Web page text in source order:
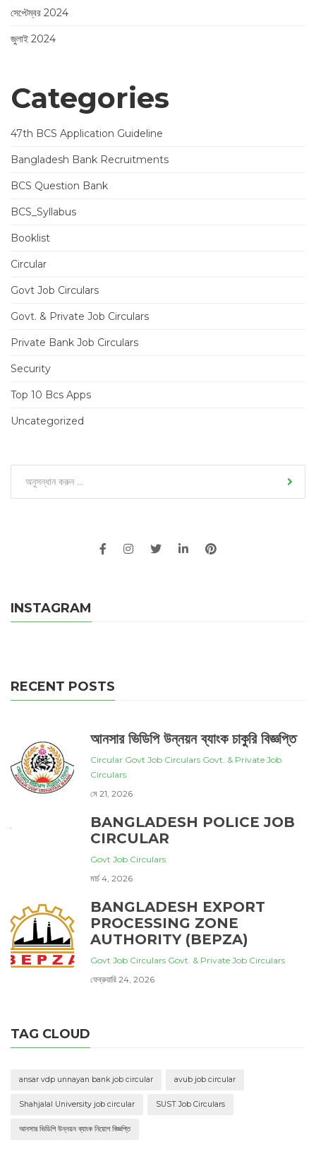
সেপ্টেম্বর 2024
জুলাই 2024
Categories
47th BCS Application Guideline
Bangladesh Bank Recruitments
BCS Question Bank
BCS_Syllabus
Booklist
Circular
Govt Job Circulars
Govt. & Private Job Circulars
Private Bank Job Circulars
Security
Top 10 Bcs Apps
Uncategorized
INSTAGRAM
RECENT POSTS
আনসার ভিডিপি উন্নয়ন ব্যাংক চাকুরি বিজ্ঞপ্তি
Circular Govt Job Circulars Govt. & Private Job
Circulars
মে 21, 2026
BANGLADESH POLICE JOB
CIRCULAR
Govt Job Circulars
মার্চ 4, 2026
BANGLADESH EXPORT
PROCESSING ZONE
AUTHORITY (BEPZA)
Govt Job Circulars Govt. & Private Job Circulars
ফেব্রুয়ারি 24, 2026
TAG CLOUD
ansar vdp unnayan bank job circular avub job circular
Shahjalal University job circular SUST Job Circulars
আনসার ভিডিপি উন্নয়ন ব্যাংক নিয়োগ বিজ্ঞপ্তি